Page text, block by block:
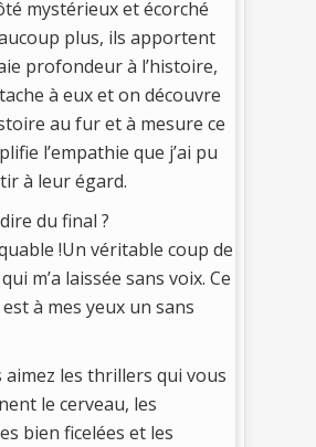
mystérieux et écorché
plus, ils apportent
profondeur à l’histoire,
à eux et on découvre
au fur et à mesure ce
l’empathie que j’ai pu
à leur égard.
du final ?
!Un véritable coup de
m’a laissée sans voix. Ce
à mes yeux un sans
aimez les thrillers qui vous
le cerveau, les
bien ficelées et les